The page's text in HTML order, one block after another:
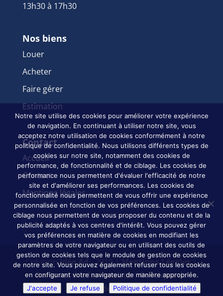
13h30 à 17h30
Nos biens
Louer
Acheter
Faire gérer
Estimation
Contact
Accueil
Contact
Mentions légales
CréationIdée Ad- 2019 |Mentions Légales|
Barèmes des honoraires|Politique de
confidentialité
Notre site utilise des cookies pour améliorer votre expérience
de navigation. En continuant à utiliser notre site, vous
acceptez notre utilisation de cookies conformément à notre
politique de confidentialité. Nous utilisons différents types de
cookies sur notre site, notamment des cookies de
performance, de fonctionnalité et de ciblage. Les cookies de
performance nous permettent d'évaluer l'efficacité de notre
site et d'améliorer ses performances. Les cookies de
fonctionnalité nous permettent de vous offrir une expérience
personnalisée en fonction de vos préférences. Les cookies de
ciblage nous permettent de vous proposer du contenu et de la
publicité adaptés à vos centres d'intérêt. Vous pouvez gérer
vos préférences en matière de cookies en modifiant les
paramètres de votre navigateur ou en utilisant des outils de
gestion de cookies tels que le module de gestion de cookies
de notre site. Vous pouvez également refuser tous les cookies
en configurant votre navigateur de manière appropriée.
J'accepte
Je refuse Politique de confidentialité